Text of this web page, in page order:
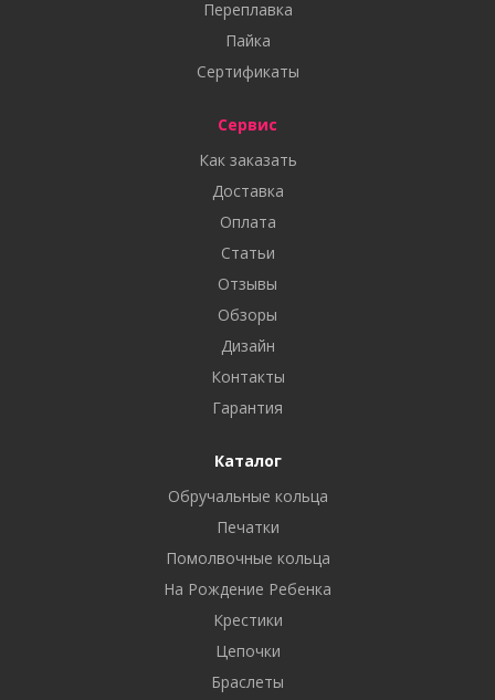
Переплавка
Пайка
Сертификаты
Сервис
Как заказать
Доставка
Оплата
Статьи
Отзывы
Обзоры
Дизайн
Контакты
Гарантия
Каталог
Обручальные кольца
Печатки
Помолвочные кольца
На Рождение Ребенка
Крестики
Цепочки
Браслеты